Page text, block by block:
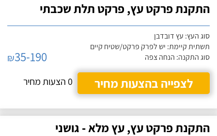
התקנת פרקט עץ, פרקט תלת שכבתי
סוג העץ: עץ דובדבן
תשתית קיימת: יש לפרק פרקט/שטיח קיים
סוג התקנה: הנחה צפה
₪35-190
לצפייה בהצעות מחיר
0 הצעות מחיר
התקנת פרקט עץ, עץ מלא - גושני